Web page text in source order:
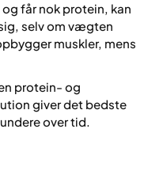
får nok protein, kan
selv om vægten
muskler, mens
protein- og
giver det bedste
over tid.